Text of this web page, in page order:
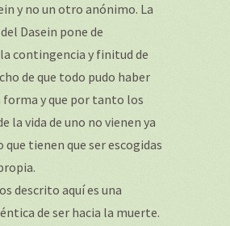
y no un otro anónimo. La
Dasein pone de
contingencia y finitud de
de que todo pudo haber
forma y que por tanto los
la vida de uno no vienen ya
que tienen que ser escogidas
descrito aquí es una
de ser hacia la muerte.